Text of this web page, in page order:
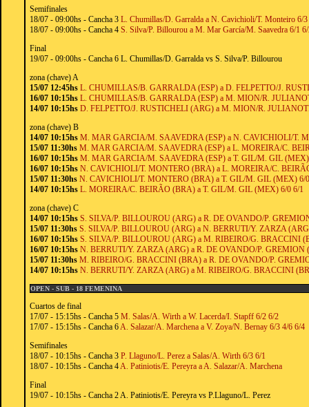
Semifinales
18/07 - 09:00hs - Cancha 3 L. Chumillas/D. Garralda a N. Cavichioli/T. Monteiro 6/3
18/07 - 09:00hs - Cancha 4 S. Silva/P. Billourou a M. Mar García/M. Saavedra 6/1
Final
19/07 - 09:00hs - Cancha 6 L. Chumillas/D. Garralda vs S. Silva/P. Billourou
zona (chave) A
15/07 12:45hs L. CHUMILLAS/B. GARRALDA (ESP) a D. FELPETTO/J.
16/07 10:15hs L. CHUMILLAS/B. GARRALDA (ESP) a M. MION/R.
14/07 10:15hs D. FELPETTO/J. RUSTICHELI (ARG) a M. MION/R.
zona (chave) B
14/07 10:15hs M. MAR GARCIA/M. SAAVEDRA (ESP) a N. CAVICHIOLI/T.
15/07 11:30hs M. MAR GARCIA/M. SAAVEDRA (ESP) a L. MOREIRA/C.
16/07 10:15hs M. MAR GARCIA/M. SAAVEDRA (ESP) a T. GIL/M. GIL (MEX)
16/07 10:15hs N. CAVICHIOLI/T. MONTERO (BRA) a L. MOREIRA/C.
15/07 11:30hs N. CAVICHIOLI/T. MONTERO (BRA) a T. GIL/M. GIL (MEX) 6/
14/07 10:15hs L. MOREIRA/C. BEIRÃO (BRA) a T. GIL/M. GIL (MEX) 6/0 6/1
zona (chave) C
14/07 10:15hs S. SILVA/P. BILLOUROU (ARG) a R. DE OVANDO/P.
15/07 11:30hs S. SILVA/P. BILLOUROU (ARG) a N. BERRUTI/Y. ZARZA
16/07 10:15hs S. SILVA/P. BILLOUROU (ARG) a M. RIBEIRO/G. BRACCINI
16/07 10:15hs N. BERRUTI/Y. ZARZA (ARG) a R. DE OVANDO/P. GREMION
15/07 11:30hs M. RIBEIRO/G. BRACCINI (BRA) a R. DE OVANDO/P.
14/07 10:15hs N. BERRUTI/Y. ZARZA (ARG) a M. RIBEIRO/G. BRACCINI
OPEN - SUB - 18 FEMENINA
Cuartos de final
17/07 - 15:15hs - Cancha 5 M. Salas/A. Wirth a W. Lacerda/I. Stapff 6/2 6/2
17/07 - 15:15hs - Cancha 6A. Salazar/A. Marchena a V. Zoya/N. Bernay 6/3 4/6 6/4
Semifinales
18/07 - 10:15hs - Cancha 3 P. Llaguno/L. Perez a Salas/A. Wirth 6/3 6/1
18/07 - 10:15hs - Cancha 4A. Patiniotis/E. Pereyra a A. Salazar/A. Marchena
Final
19/07 - 10:15hs - Cancha 2 A. Patiniotis/E. Pereyra vs P.Llaguno/L. Perez